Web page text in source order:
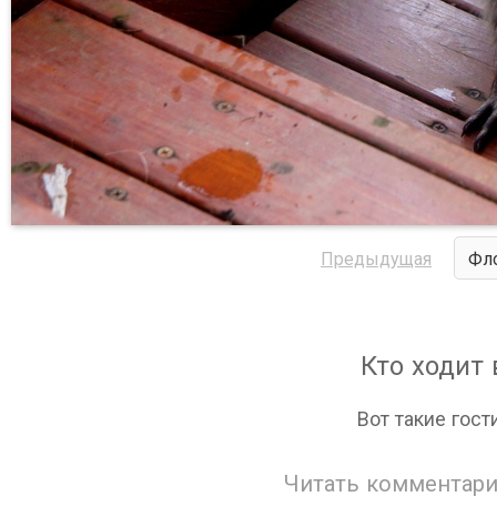
Предыдущая
Кто ходит
Вот такие
Читать